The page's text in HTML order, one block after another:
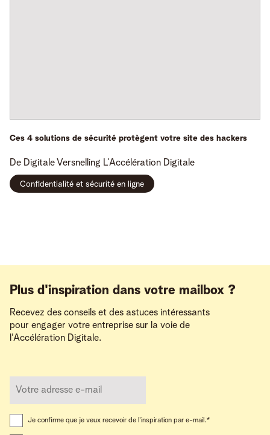
Ces 4 solutions de sécurité protègent votre site des hackers
De Digitale Versnelling L’Accélération Digitale
Confidentialité et sécurité en ligne
Plus d'inspiration dans votre mailbox ?
Recevez des conseils et des astuces intéressants
pour engager votre entreprise sur la voie de
l'Accélération Digitale.
Je confirme que je veux recevoir de l'inspiration par e-mail.*